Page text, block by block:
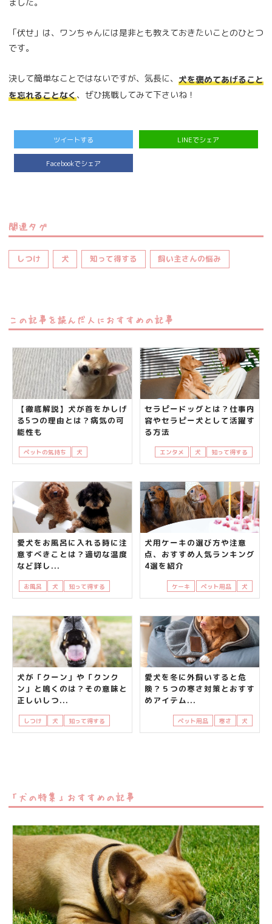
「伏せ」は、ワンちゃんには是非とも教えておきたいことのひとつ
です。
決して簡単なことではないですが、気長に、 犬を褒めてあげること
を忘れることなく、ぜひ挑戦してみて下さいね！
ツイートする LINEでシェア
Facebookでシェア
関連タグ
しつけ 犬 知って得する 飼い主さんの悩み
この記事を読んだ人におすすめの記事
【徹底解説】犬が首をかしげ
る5つの理由とは？病気の可
能性も
ペットの気持ち 犬
セラピードッグとは？仕事内
容やセラピー犬として活躍す
る方法
エンタメ 犬 知って得する
愛犬をお風呂に入れる時に注
意すべきことは？適切な温度
など詳し...
お風呂 犬 知って得する
犬用ケーキの選び方や注意
点、おすすめ人気ランキング
4選を紹介
ケーキ ペット用品 犬
犬が「クーン」や「クンク
ン」と鳴くのは？その意味と
正しいしつ...
しつけ 犬 知って得する
愛犬を冬に外飼いすると危
険？５つの寒さ対策とおすす
めアイテム...
ペット用品 寒さ 犬
「犬の特集」おすすめの記事